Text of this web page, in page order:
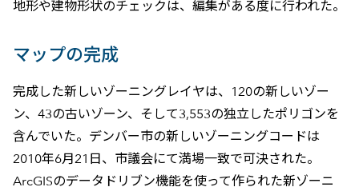
地形や建物形状のチェックは、編集がある度に行われた。
マップの完成
完成した新しいゾーニングレイヤは、120の新しいゾー
ン、43の古いゾーン、そして3,553の独立したポリゴンを
含んでいた。デンバー市の新しいゾーニングコードは
2010年6月21日、市議会にて満場一致で可決された。
ArcGISのデータドリブン機能を使って作られた新ゾーニ